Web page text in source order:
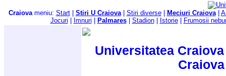
Craiovameniu: Start| Stiri U Craiova| Stiri diverse| Meciuri Craiova|
Jocuri
Imnuri Palmares| Stadion| Istorie| Frumosii
Universitatea